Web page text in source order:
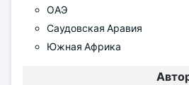
ОАЭ
Саудовская Аравия
Южная Африка